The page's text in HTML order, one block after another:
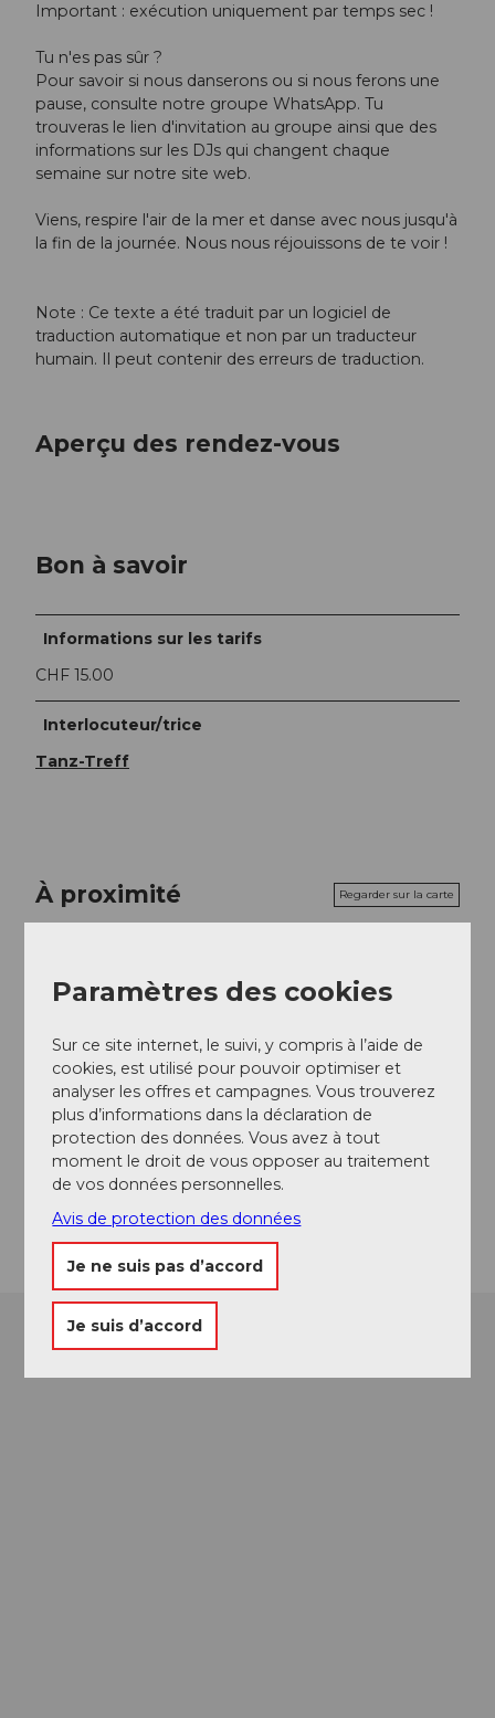
Important : exécution uniquement par temps sec !
Tu n'es pas sûr ?
Pour savoir si nous danserons ou si nous ferons une
pause, consulte notre groupe WhatsApp. Tu
trouveras le lien d'invitation au groupe ainsi que des
informations sur les DJs qui changent chaque
semaine sur notre site web.
Viens, respire l'air de la mer et danse avec nous jusqu'à
la fin de la journée. Nous nous réjouissons de te voir !
Note : Ce texte a été traduit par un logiciel de
traduction automatique et non par un traducteur
humain. Il peut contenir des erreurs de traduction.
Aperçu des rendez-vous
Bon à savoir
Informations sur les tarifs
CHF 15.00
Interlocuteur/trice
Tanz-Treff
À proximité Regarder sur la carte
Emplacement de l'événement
Seemattliweg
6423Seewen
Website
Paramètres des cookies
Sur ce site internet, le suivi, y compris à l’aide de
cookies, est utilisé pour pouvoir optimiser et
analyser les offres et campagnes. Vous trouverez
plus d’informations dans la déclaration de
protection des données. Vous avez à tout
moment le droit de vous opposer au traitement
de vos données personnelles.
Avis de protection des données
Je ne suis pas d’accord
Je suis d’accord